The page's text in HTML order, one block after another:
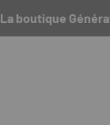
La boutique